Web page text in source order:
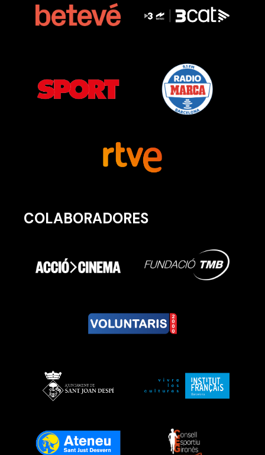
COLABORADORES